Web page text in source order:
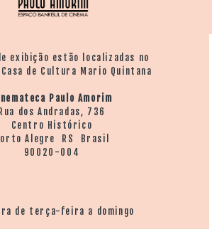
há um trecho sobre o o projeto de
exibição estão localizadas no
de Cultura Mario Quintana
Paulo Amorim
Rua dos Andradas, 736
Centro Histórico
Alegre RS Brasil
90020-004
de terça-feira a domingo